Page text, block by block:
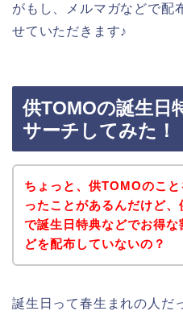
がもし、メルマガなどで配
せていただきます♪
供TOMOの誕生日
サーチしてみた！
ちょっと、供TOMOのこ
ったことがあるんだけど
で誕生日特典などでお得な
どを配布していないの？
誕生日って春生まれの人だ